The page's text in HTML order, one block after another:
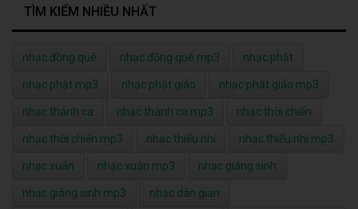
TÌM KIẾM NHIỀU NHẤT
nhạc đồng quê nhạc đồng quê mp3 nhạc phật
nhạc phật mp3 nhạc phật giáo nhạc phật giáo mp3
nhạc thánh ca nhạc thánh ca mp3 nhạc thời chiến
nhạc thời chiến mp3 nhạc thiếu nhi nhạc thiếu nhi mp3
nhạc xuân nhạc xuân mp3 nhạc giáng sinh
nhạc giáng sinh mp3 nhạc dân gian